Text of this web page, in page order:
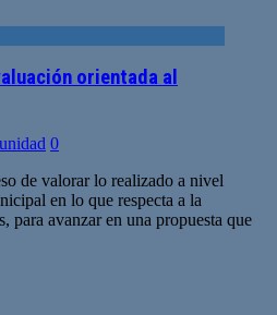
orientada al
0
de valorar lo realizado a nivel
en lo que respecta a la
para avanzar en una propuesta que